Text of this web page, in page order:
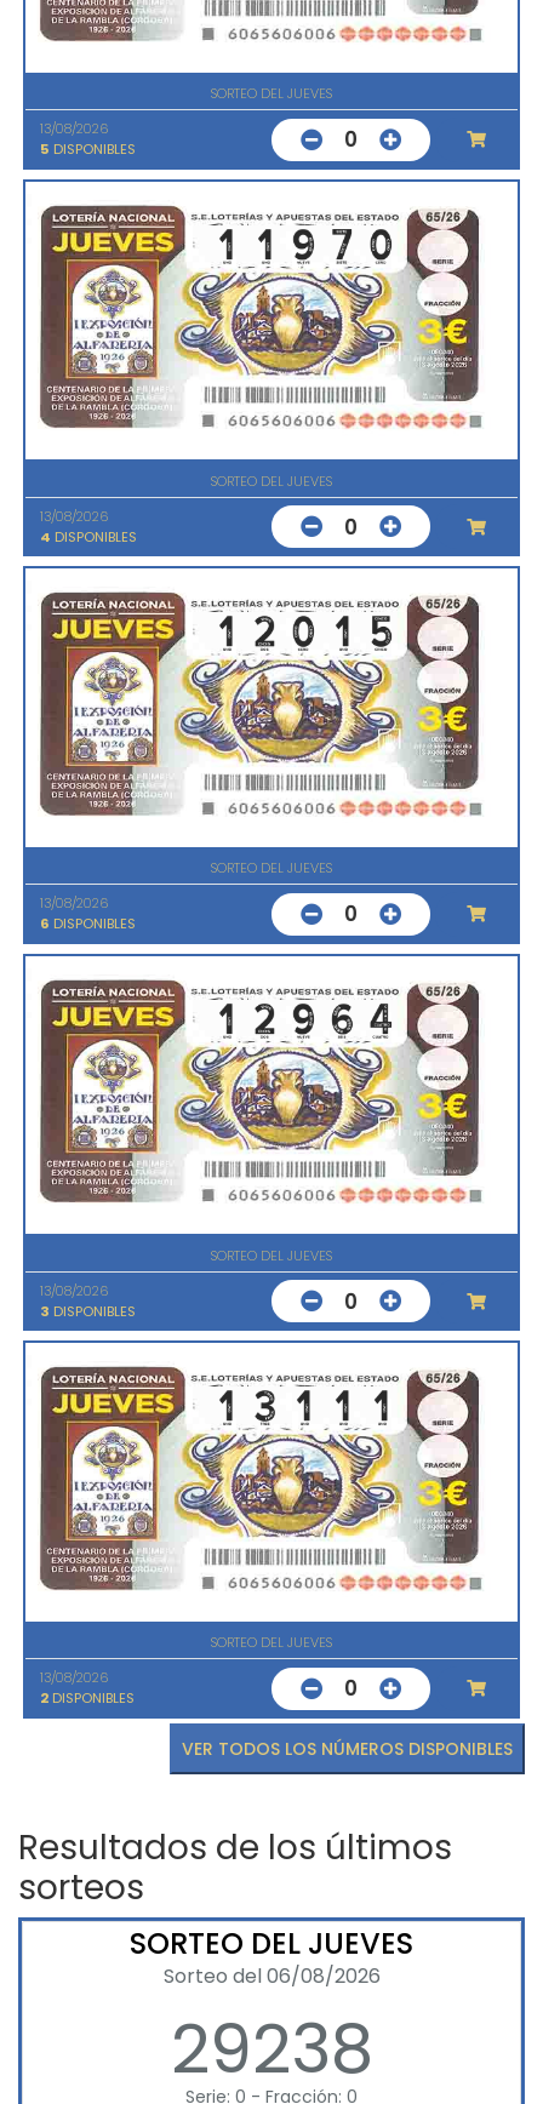
SORTEO DEL JUEVES
13/08/2026
5 DISPONIBLES 0
SORTEO DEL JUEVES
13/08/2026
4 DISPONIBLES 0
SORTEO DEL JUEVES
13/08/2026
6 DISPONIBLES 0
SORTEO DEL JUEVES
13/08/2026
3 DISPONIBLES 0
SORTEO DEL JUEVES
13/08/2026
2 DISPONIBLES 0
VER TODOS LOS NÚMEROS DISPONIBLES
Resultados de los últimos
sorteos
SORTEO DEL JUEVES
Sorteo del 06/08/2026
29238
Serie: 0 - Fracción: 0